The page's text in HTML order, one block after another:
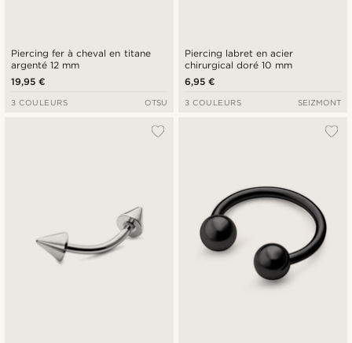
Piercing fer à cheval en titane
argenté 12 mm
19,95 €
3 COULEURS OTSU
Piercing labret en acier
chirurgical doré 10 mm
6,95 €
3 COULEURS SEIZMONT